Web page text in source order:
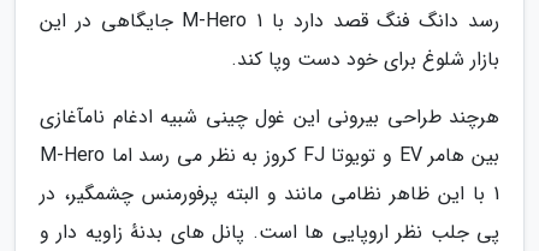
رسد دانگ فنگ قصد دارد با M-Hero 1 جایگاهی در این
بازار شلوغ برای خود دست وپا کند.
هرچند طراحی بیرونی این غول چینی شبیه ادغام نامآغازی
بین هامر EV و تویوتا FJ کروز به نظر می رسد اما M-Hero
1 با این ظاهر نظامی مانند و البته پرفورمنس چشمگیر، در
پی جلب نظر اروپایی ها است. پانل های بدنهٔ زاویه دار و